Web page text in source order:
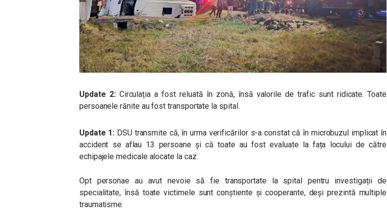
Update 2: Circulația a fost reluată în zonă, însă valorile de trafic sunt ridicate. Toate
persoanele rănite au fost transportate la spital.
Update 1: DSU transmite că, în urma verificărilor s-a constat că în microbuzul implicat în
accident se aflau 13 persoane și că toate au fost evaluate la fața locului de către
echipajele medicale alocate la caz.
Opt personae au avut nevoie să fie transportate la spital pentru investigații de
specialitate, însă toate victimele sunt conștiente și cooperante, deși prezintă multiple
traumatisme.